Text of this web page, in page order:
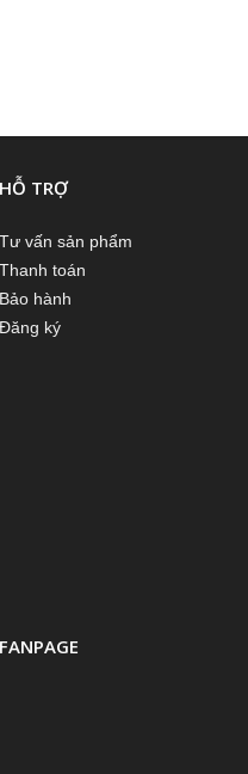
HỖ TRỢ
Tư vấn sản phẩm
Thanh toán
Bảo hành
Đăng ký
FANPAGE